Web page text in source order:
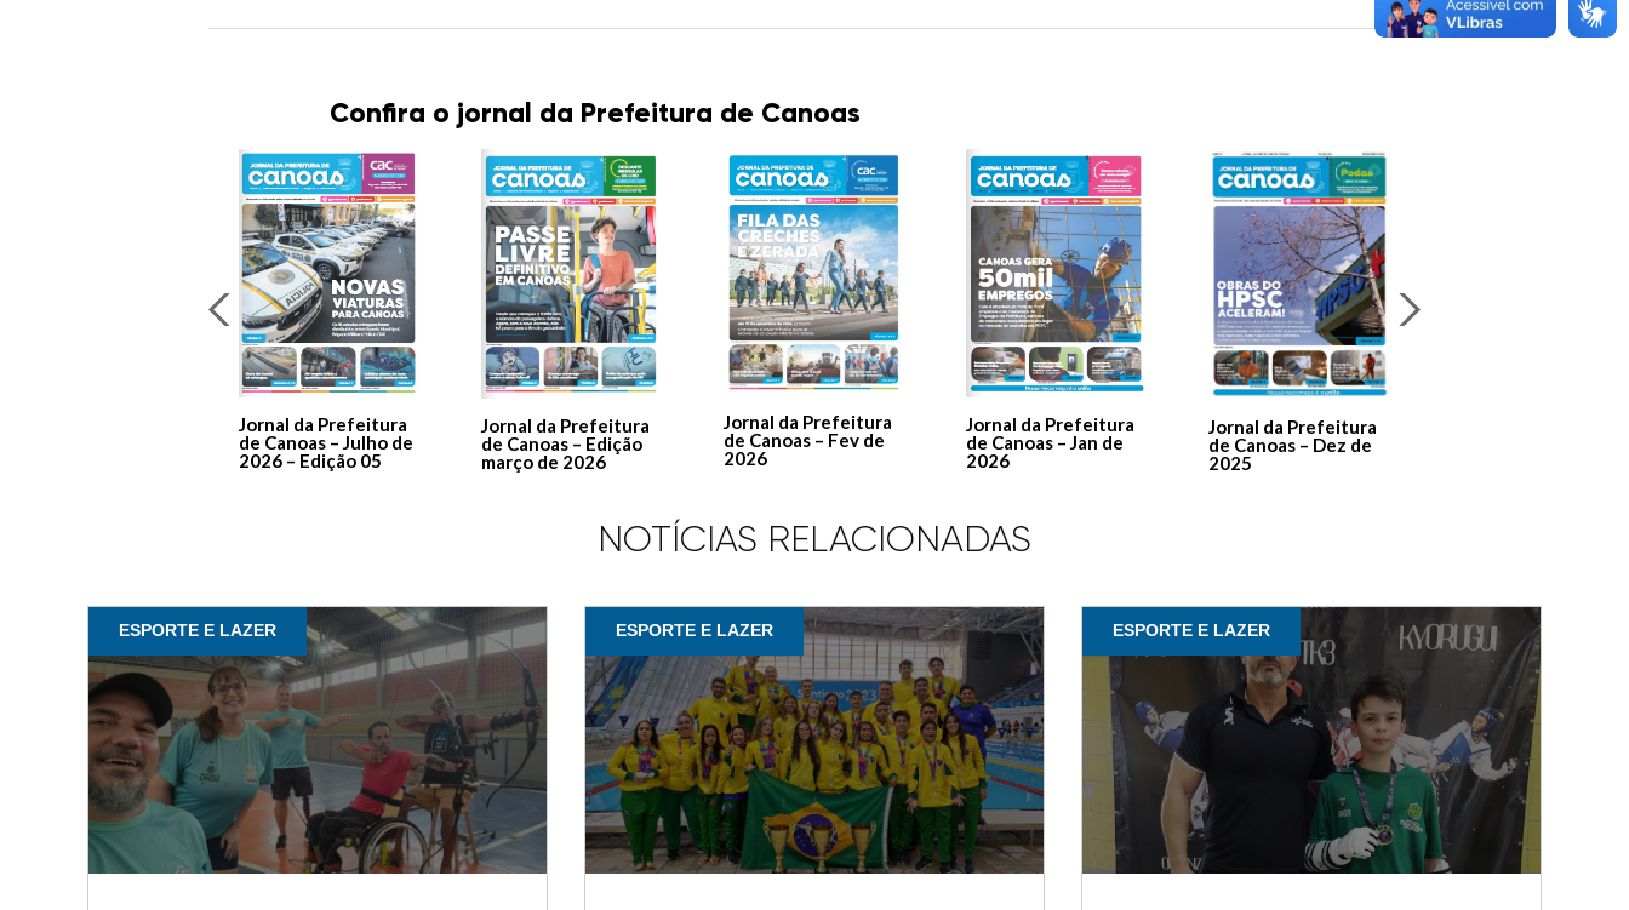
Confira o jornal da Prefeitura de Canoas
Jornal da Prefeitura
de Canoas – Julho de
2026 – Edição 05
Jornal da Prefeitura
de Canoas – Edição
março de 2026
Jornal da Prefeitura
de Canoas – Fev de
2026
Jornal da Prefeitura
de Canoas – Jan de
2026
Jornal da Prefeitura
de Canoas – Dez de
2025
NOTÍCIAS RELACIONADAS
ESPORTE E LAZER ESPORTE E LAZER ESPORTE E LAZER